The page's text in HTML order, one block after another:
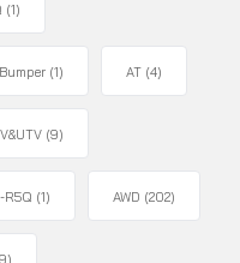
(1)
(1) AT (4)
(9)
R5Q (1) AWD (202)